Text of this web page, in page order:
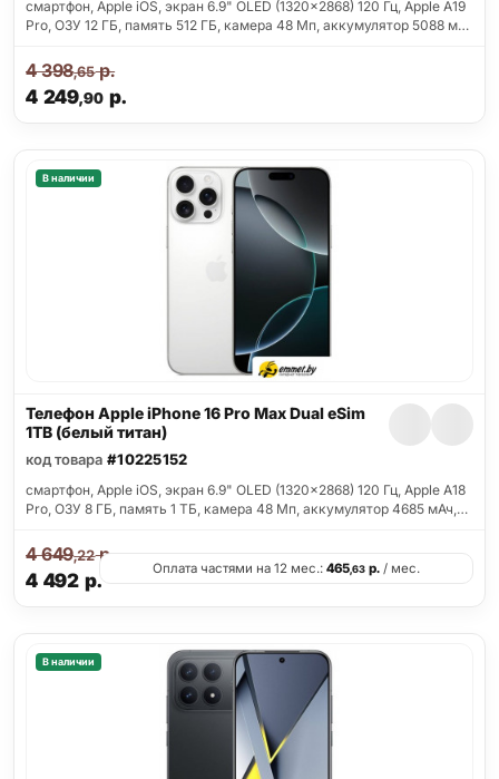
смартфон, Apple iOS, экран 6.9" OLED (1320x2868) 120 Гц, Apple A19
Pro, ОЗУ 12 ГБ, память 512 ГБ, камера 48 Мп, аккумулятор 5088 м…
4 249,90 р.
4 398,65р.
В наличии
Телефон Apple iPhone 16 Pro Max Dual eSim
1TB (белый титан)
код товара #10225152
смартфон, Apple iOS, экран 6.9" OLED (1320x2868) 120 Гц, Apple A18
Pro, ОЗУ 8 ГБ, память 1 ТБ, камера 48 Мп, аккумулятор 4685 мАч,…
4 492 р.
4 649,22р.
Оплата частями на 12 мес.: 465,63 р. / мес.
В наличии